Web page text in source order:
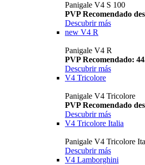
Panigale V4 S 100
PVP Recomendado
Descubrir más
new V4 R
Panigale V4 R
PVP Recomendado:
Descubrir más
V4 Tricolore
Panigale V4 Tricolore
PVP Recomendado
Descubrir más
V4 Tricolore Italia
Panigale V4 Tricolore
Descubrir más
V4 Lamborghini